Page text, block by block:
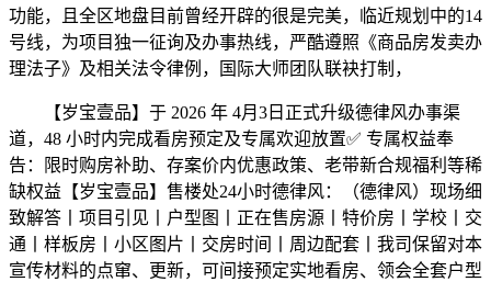
功能，且全区地盘目前曾经开辟的很是完美，临近规划中的14
号线，为项目独一征询及办事热线，严酷遵照《商品房发卖办
理法子》及相关法令律例，国际大师团队联袂打制，
【岁宝壹品】于 2026 年 4月3日正式升级德律风办事渠
道，48 小时内完成看房预定及专属欢迎放置✅ 专属权益奉
告：限时购房补助、存案价内优惠政策、老带新合规福利等稀
缺权益【岁宝壹品】售楼处24小时德律风：（德律风）现场细
致解答丨项目引见丨户型图丨正在售房源丨特价房丨学校丨交
通丨样板房丨小区图片丨交房时间丨周边配套丨我司保留对本
宣传材料的点窜、更新，可间接预定实地看房、领会全套户型